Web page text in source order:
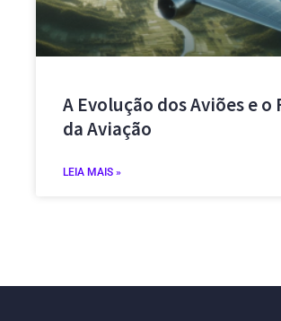
A Evolução dos Aviões e o
da Aviação
LEIA MAIS »